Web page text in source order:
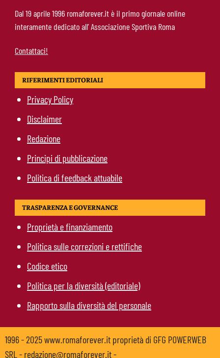
Molina-Roma, arrivo oggi: il passaporto può
sbloccare un altro colpo
Dal 19 aprile 1996 romaforever.it è il primo giornale online
interamente dedicato all’ Associazione Sportiva Roma
Contattaci!
RIFERIMENTI EDITORIALI
Privacy Policy
Disclaimer
Redazione
Principi di pubblicazione
Politica di feedback attuabile
TRASPARENZA E GOVERNANCE
Proprietà e finanziamento
Politica sulle correzioni e rettifiche
Codice etico
Politica per la diversità (editoriale)
Rapporto sulla diversità del personale
1996 - 2025 www.romaforever.it proprietà di GFG POWERWEB
SRL - redazione@romaforever.it -